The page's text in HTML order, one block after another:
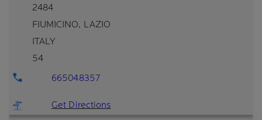
2484
FIUMICINO, LAZIO
ITALY
54
665048357
Get Directions